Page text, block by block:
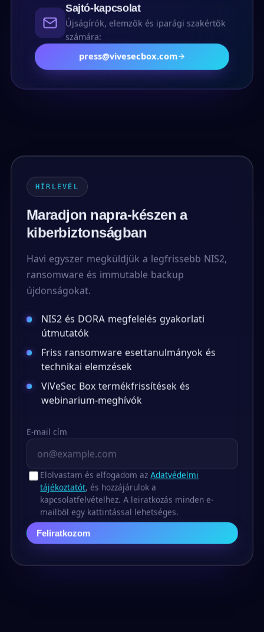
Sajtó-kapcsolat
Újságírók, elemzők és iparági szakértők
számára:
press@vivesecbox.com
HÍRLEVÉL
Maradjon napra-készen a
kiberbiztonságban
Havi egyszer megküldjük a legfrissebb NIS2,
ransomware és immutable backup
újdonságokat.
NIS2 és DORA megfelelés gyakorlati
útmutatók
Friss ransomware esettanulmányok és
technikai elemzések
ViVeSec Box termékfrissítések és
webinarium-meghívók
E-mail cím
Elolvastam és elfogadom az Adatvédelmi
tájékoztatót , és hozzájárulok a
kapcsolatfelvételhez. A leiratkozás minden e-
mailből egy kattintással lehetséges.
Feliratkozom